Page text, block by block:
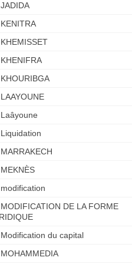
JADIDA
KENITRA
KHEMISSET
KHENIFRA
KHOURIBGA
LAAYOUNE
Laâyoune
Liquidation
MARRAKECH
MEKNÈS
modification
MODIFICATION DE LA FORME
Modification du capital
MOHAMMEDIA